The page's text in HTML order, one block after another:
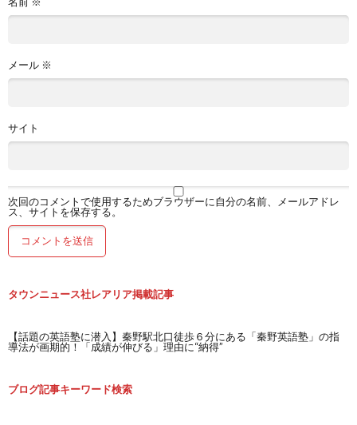
メール ※
サイト
次回のコメントで使用するためブラウザーに自分の名前、メールアドレ
ス、サイトを保存する。
タウンニュース社レアリア掲載記事
【話題の英語塾に潜入】秦野駅北口徒歩６分にある「秦野英語塾」の指
導法が画期的！「成績が伸びる」理由に“納得”
ブログ記事キーワード検索